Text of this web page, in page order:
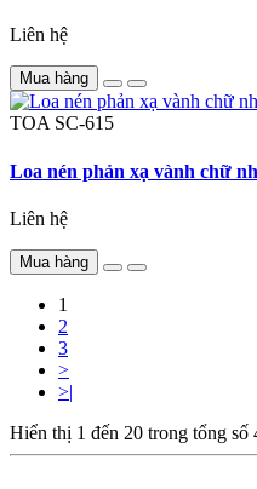
Liên hệ
Mua hàng
TOA SC-615
Loa nén phản xạ vành chữ
Liên hệ
Mua hàng
1
2
3
>
>|
Hiển thị 1 đến 20 trong tổng số